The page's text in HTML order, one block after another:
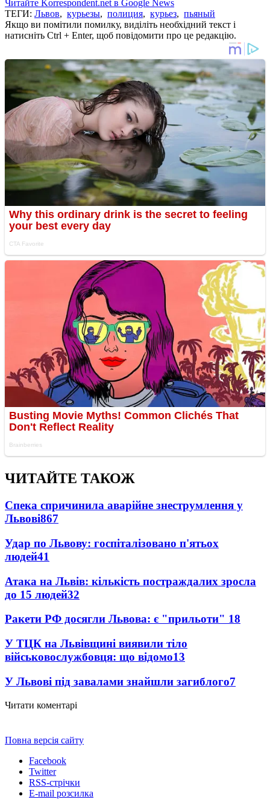
Читайте Korrespondent.net в Google News
ТЕГИ: Львов, курьезы, полиция, курьез, пьяный
Якщо ви помітили помилку, виділіть необхідний текст і
натисніть Ctrl + Enter, щоб повідомити про це редакцію.
ЧИТАЙТЕ ТАКОЖ
Спека спричинила аварійне знеструмлення у
Львові867
Удар по Львову: госпіталізовано п'ятьох
людей41
Атака на Львів: кількість постраждалих зросла
до 15 людей32
Ракети РФ досягли Львова: є "прильоти" 18
У ТЦК на Львівщині виявили тіло
військовослужбовця: що відомо13
У Львові під завалами знайшли загиблого7
Читати коментарі
Повна версія сайту
Facebook
Twitter
RSS-стрічки
E-mail розсилка